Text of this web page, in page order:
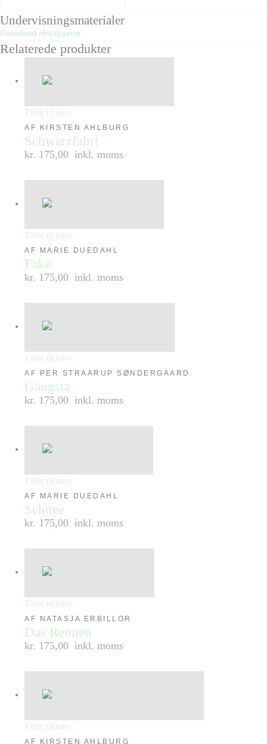
Undervisningsmaterialer
Download elevopgaver
Relaterede produkter
Tilføj til kurv
AF KIRSTEN AHLBURG
Schwarzfahrt
kr. 175,00 inkl. moms
Tilføj til kurv
AF MARIE DUEDAHL
Fake
kr. 175,00 inkl. moms
Tilføj til kurv
AF PER STRAARUP SØNDERGAARD
Gangsta
kr. 175,00 inkl. moms
Tilføj til kurv
AF MARIE DUEDAHL
Schnee
kr. 175,00 inkl. moms
Tilføj til kurv
AF NATASJA ERBILLOR
Das Rennen
kr. 175,00 inkl. moms
Tilføj til kurv
AF KIRSTEN AHLBURG